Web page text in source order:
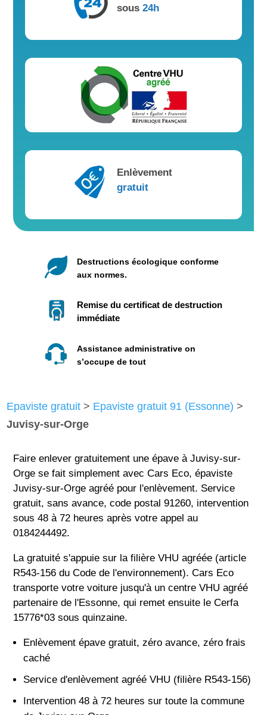
sous 24h
Enlèvement
gratuit
Destructions écologique conforme
aux normes.
Remise du certificat de destruction
immédiate
Assistance administrative on
s’occupe de tout
Epaviste gratuit > Epaviste gratuit 91 (Essonne) >
Juvisy-sur-Orge
Faire enlever gratuitement une épave à Juvisy-sur-
Orge se fait simplement avec Cars Eco, épaviste
Juvisy-sur-Orge agréé pour l'enlèvement. Service
gratuit, sans avance, code postal 91260, intervention
sous 48 à 72 heures après votre appel au
0184244492.
La gratuité s'appuie sur la filière VHU agréée (article
R543-156 du Code de l'environnement). Cars Eco
transporte votre voiture jusqu'à un centre VHU agréé
partenaire de l'Essonne, qui remet ensuite le Cerfa
15776*03 sous quinzaine.
Enlèvement épave gratuit, zéro avance, zéro frais
caché
Service d'enlèvement agréé VHU (filière R543-156)
Intervention 48 à 72 heures sur toute la commune